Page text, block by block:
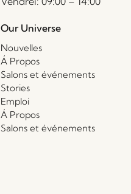
Our Universe
Nouvelles
Á Propos
Salons et événements
Stories
Emploi
Á Propos
Salons et événements